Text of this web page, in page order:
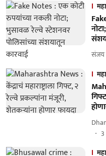
संजय
3